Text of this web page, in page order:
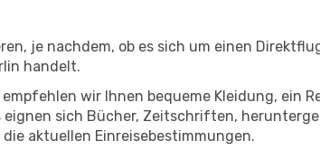
je nachdem, ob es sich um einen
handelt.
wir Ihnen bequeme Kleidung, ein
sich Bücher, Zeitschriften,
aktuellen Einreisebestimmungen.